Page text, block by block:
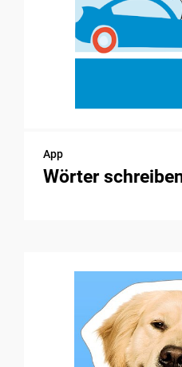
App
Wörter